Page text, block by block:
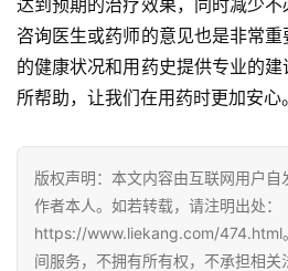
达到预期的治疗效果，同时减少
咨询医生或药师的意见也是非常
的健康状况和用药史提供专业的
所帮助，让我们在用药时更加安心。
版权声明：本文内容由互联网用户
作者本人。如若转载，请注明出处：
https://www.liekang.com/474.html
间服务，不拥有所有权，不承担相